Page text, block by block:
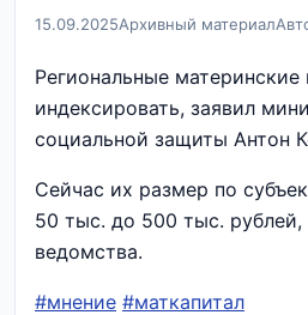
15.09.2025Архивный материал
Региональные
индексировать, заявил
социальной защиты Антон
Сейчас их размер по
50 тыс. до 500 тыс. рублей,
ведомства.
#мнение #маткапитал